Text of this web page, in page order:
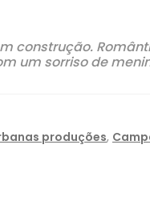
construção.
um sorriso de
produções,